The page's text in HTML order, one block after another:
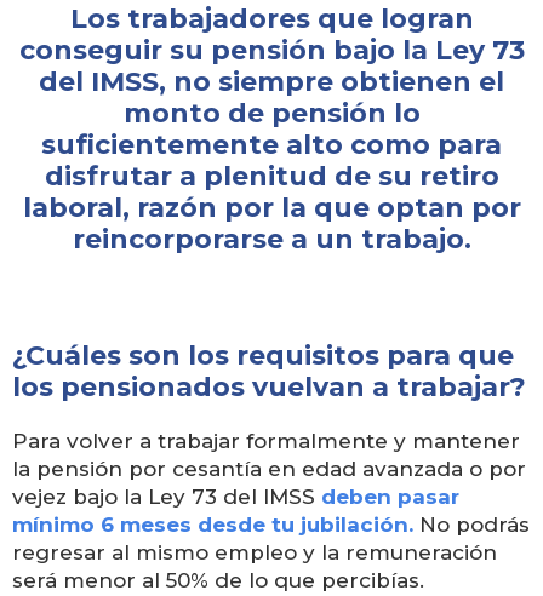
Los trabajadores que logran
conseguir su pensión bajo la Ley 73
del IMSS, no siempre obtienen el
monto de pensión lo
suficientemente alto como para
disfrutar a plenitud de su retiro
laboral, razón por la que optan por
reincorporarse a un trabajo.
¿Cuáles son los requisitos para que
los pensionados vuelvan a trabajar?
Para volver a trabajar formalmente y mantener
la pensión por cesantía en edad avanzada o por
vejez bajo la Ley 73 del IMSS deben pasar
mínimo 6 meses desde tu jubilación. No podrás
regresar al mismo empleo y la remuneración
será menor al 50% de lo que percibías.